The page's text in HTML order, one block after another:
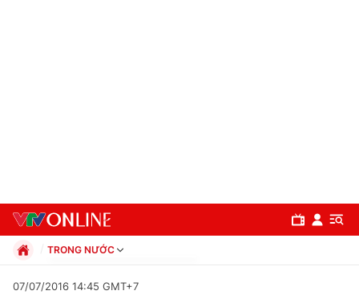
TRONG NƯỚC
Xã hội
07/07/2016 14:45 GMT+7